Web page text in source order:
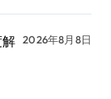
2026年8月8日